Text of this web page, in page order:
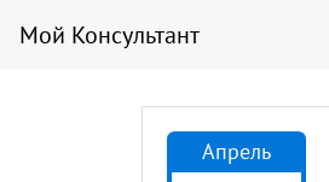
Мой Консультант
Апрель